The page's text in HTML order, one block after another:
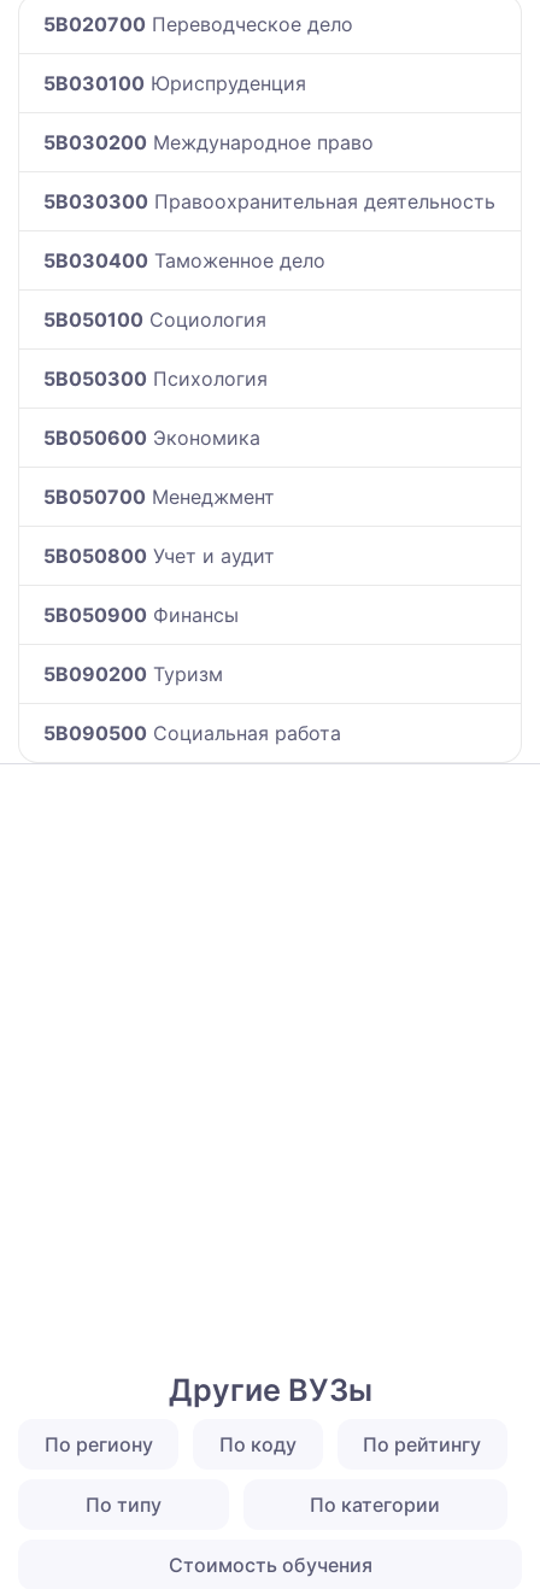
5B020700 Переводческое дело
5B030100 Юриспруденция
5B030200 Международное право
5B030300 Правоохранительная деятельность
5B030400 Таможенное дело
5B050100 Социология
5B050300 Психология
5B050600 Экономика
5B050700 Менеджмент
5B050800 Учет и аудит
5B050900 Финансы
5B090200 Туризм
5B090500 Социальная работа
Другие ВУЗы
По региону По коду По рейтингу
По типу По категории
Стоимость обучения